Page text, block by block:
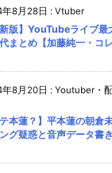
8月28日 : Vtuber
新版】YouTubeライブ
まとめ【加藤純一・コ
8月20日 : Youtuber・
テ本蓮？】平本蓮の朝倉
グ疑惑と音声データ書